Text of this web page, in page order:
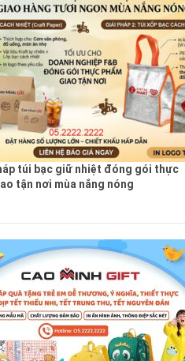
túi bạc giữ nhiệt đóng gói thực
tận nơi mùa nắng nóng